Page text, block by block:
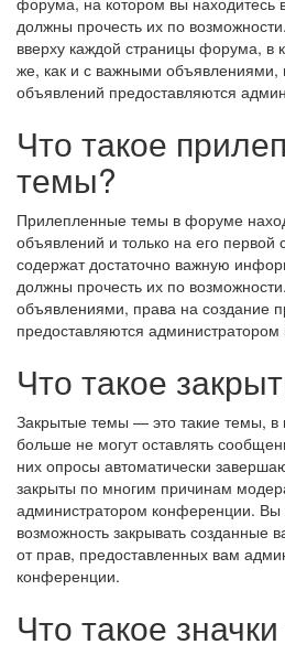
должны прочесть их по
вверху каждой страницы форума, в
же, как и с важными объявлениями,
объявлений предоставляются
Что такое
темы?
Прилепленные темы в форуме
объявлений и только на его
содержат достаточно важную
должны прочесть их по
объявлениями, права на создание
предоставляются
Что такое
Закрытые темы — это такие темы, в
больше не могут оставлять
них опросы автоматически
закрыты по многим причинам
администратором конференции. Вы
возможность закрывать созданные
от прав, предоставленных вам
конференции.
Что такое